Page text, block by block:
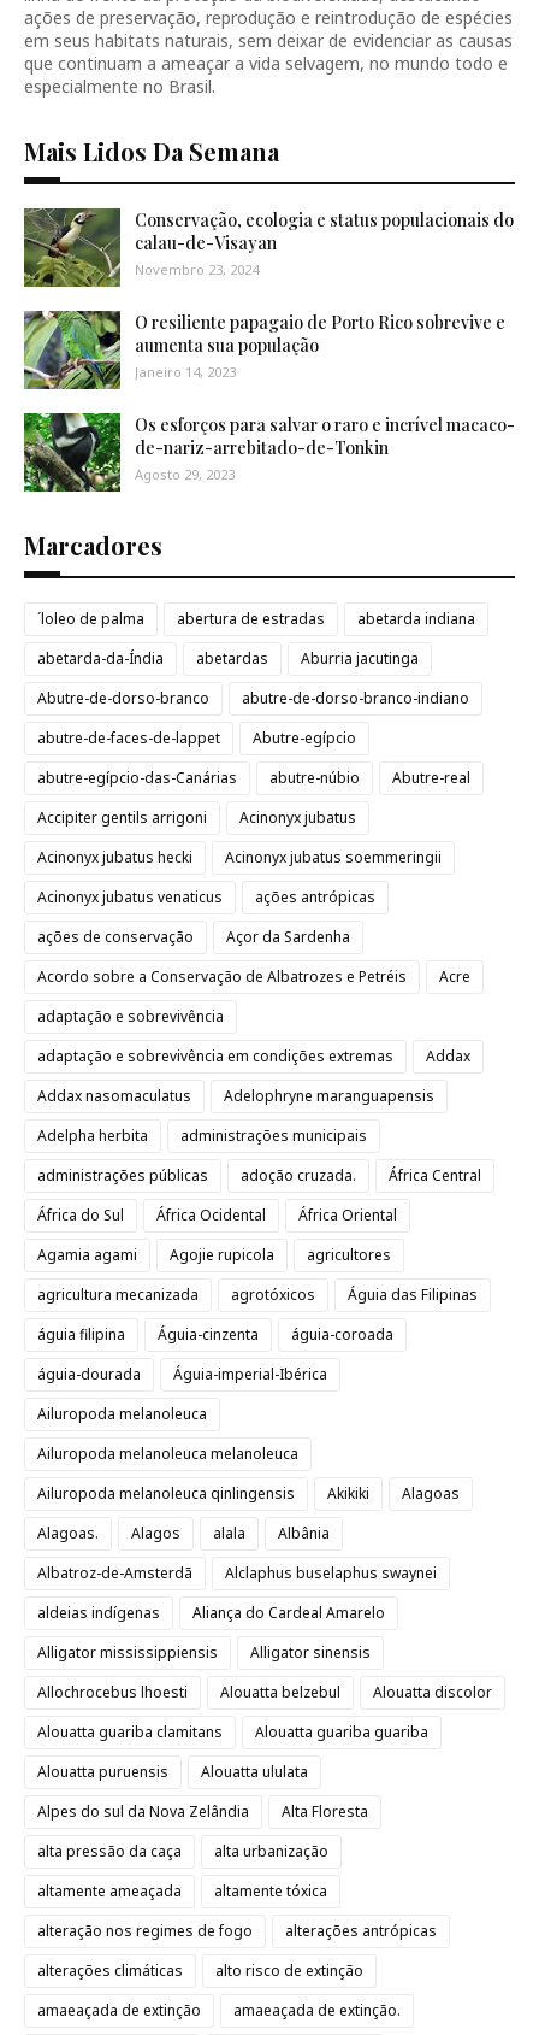
ações de preservação, reprodução e reintrodução de espécies
em seus habitats naturais, sem deixar de evidenciar as causas
que continuam a ameaçar a vida selvagem, no mundo todo e
especialmente no Brasil.
Mais Lidos Da Semana
Conservação, ecologia e status populacionais do
calau-de-Visayan
Novembro 23, 2024
O resiliente papagaio de Porto Rico sobrevive e
aumenta sua população
Janeiro 14, 2023
Os esforços para salvar o raro e incrível macaco-
de-nariz-arrebitado-de-Tonkin
Agosto 29, 2023
Marcadores
´loleo de palma abertura de estradas
abetarda indiana
abetarda-da-Índia
abetardas
Aburria jacutinga
Abutre-de-dorso-branco
abutre-de-dorso-branco-indiano
abutre-de-faces-de-lappet
Abutre-egípcio
abutre-egípcio-das-Canárias
abutre-núbio
Abutre-real
Accipiter gentils arrigoni
Acinonyx jubatus
Acinonyx jubatus hecki
Acinonyx jubatus soemmeringii
Acinonyx jubatus venaticus
ações antrópicas
ações de conservação
Açor da Sardenha
Acordo sobre a Conservação de Albatrozes e Petréis
Acre
adaptação e sobrevivência
adaptação e sobrevivência em condições extremas
Addax
Addax nasomaculatus
Adelophryne maranguapensis
Adelpha herbita
administrações municipais
administrações públicas
adoção cruzada.
África Central
África do Sul
África Ocidental
África Oriental
Agamia agami
Agojie rupicola
agricultores
agricultura mecanizada
agrotóxicos
Águia das Filipinas
águia filipina
Águia-cinzenta
águia-coroada
águia-dourada
Águia-imperial-Ibérica
Ailuropoda melanoleuca
Ailuropoda melanoleuca melanoleuca
Ailuropoda melanoleuca qinlingensis
Akikiki
Alagoas
Alagoas.
Alagos alala
Albânia
Albatroz-de-Amsterdã
Alclaphus buselaphus swaynei
aldeias indígenas
Aliança do Cardeal Amarelo
Alligator mississippiensis
Alligator sinensis
Allochrocebus lhoesti
Alouatta belzebul
Alouatta discolor
Alouatta guariba clamitans
Alouatta guariba guariba
Alouatta puruensis
Alouatta ululata
Alpes do sul da Nova Zelândia
Alta Floresta
alta pressão da caça
alta urbanização
altamente ameaçada
altamente tóxica
alteração nos regimes de fogo
alterações antrópicas
alterações climáticas
alto risco de extinção
amaeaçada de extinção
amaeaçada de extinção.